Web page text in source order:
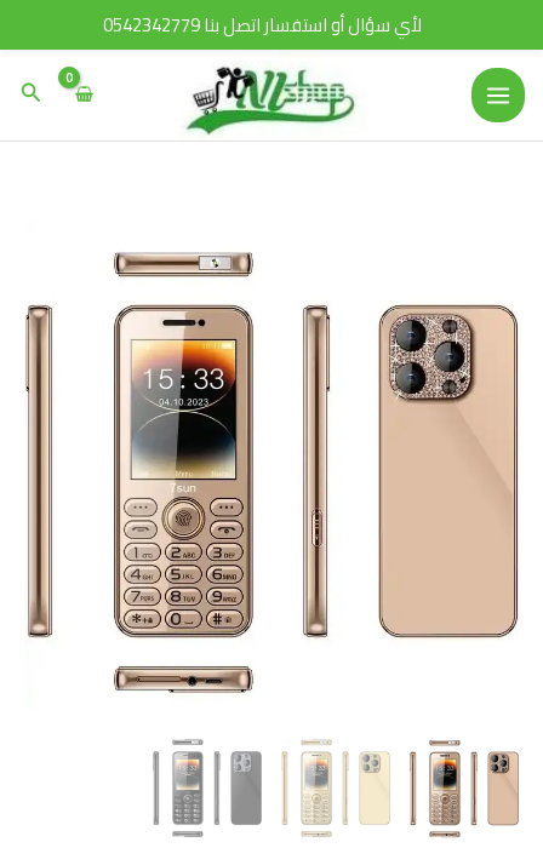
إلى
المحتوى
لأي سؤال أو استفسار اتصل بنا 0542342779